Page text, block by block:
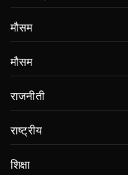
मौसम
मौसम
राजनीती
राष्ट्रीय
शिक्षा